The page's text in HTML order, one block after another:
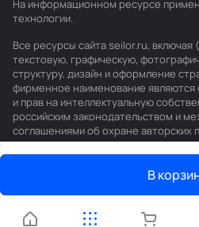
В
На информационном ресурсе
технологии.
Все ресурсы сайта seilor.ru, включая
текстовую, графическую,
структуру, дизайн и оформление
фирменное наименование являются
и прав на интеллектуальную
российским законодательством и
соглашениями об охране авторских